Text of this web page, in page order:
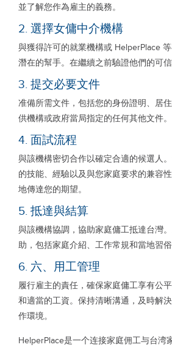
並了解您作為雇主的義務。
2. 選擇女傭中介機構
與獲得許可的就業機構或 HelperPlace
潛在的幫手。在繼續之前驗證他們的可信
3. 提交必要文件
准備所需文件，包括您的身份證明、居
供機構或政府當局指定的任何其他文件。
4. 面試流程
與該機構密切合作以確定合適的候選人
的技能、經驗以及與您家庭要求的兼容
地傳達您的期望。
5. 抵達與結算
與該機構協調，協助家庭傭工抵達台灣
助，包括家庭介紹、工作常規和當地習俗
6. 六、用工管理
履行雇主的責任，確保家庭傭工享有公
和適當的工資。保持清晰溝通，及時解
作環境。
HelperPlace是一个连接家庭佣工与台湾